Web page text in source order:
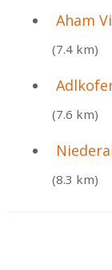
Aham
(7.4 km)
(7.6 km)
(8.3 km)